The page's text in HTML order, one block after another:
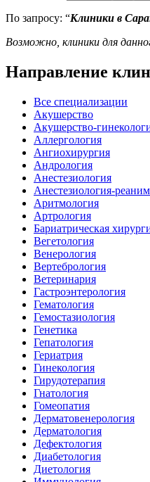
По запросу: “Клиники в
Возможно, клиники для
Направление
Все специализации
Акушерство
Акушерство-
Аллергология
Ангиохирургия
Андрология
Анестезиология
Анестезиология-
Аритмология
Артрология
Бариатрическая
Вегетология
Венерология
Вертебрология
Ветеринария
Гастроэнтерология
Гематология
Гемостазиология
Генетика
Гепатология
Гериатрия
Гинекология
Гирудотерапия
Гнатология
Гомеопатия
Дерматовенерология
Дерматология
Дефектология
Диабетология
Диетология